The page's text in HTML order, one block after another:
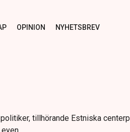
OPINION NYHETSBREV
tillhörande Estniska